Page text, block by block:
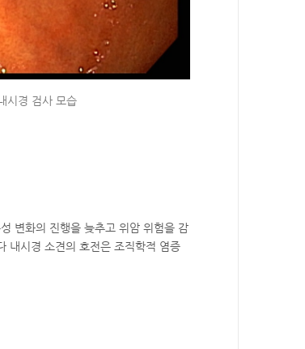
시경 검사 모습
변화의 진행을 늦추고 위암 위험을 감
내시경 소견의 호전은 조직학적 염증